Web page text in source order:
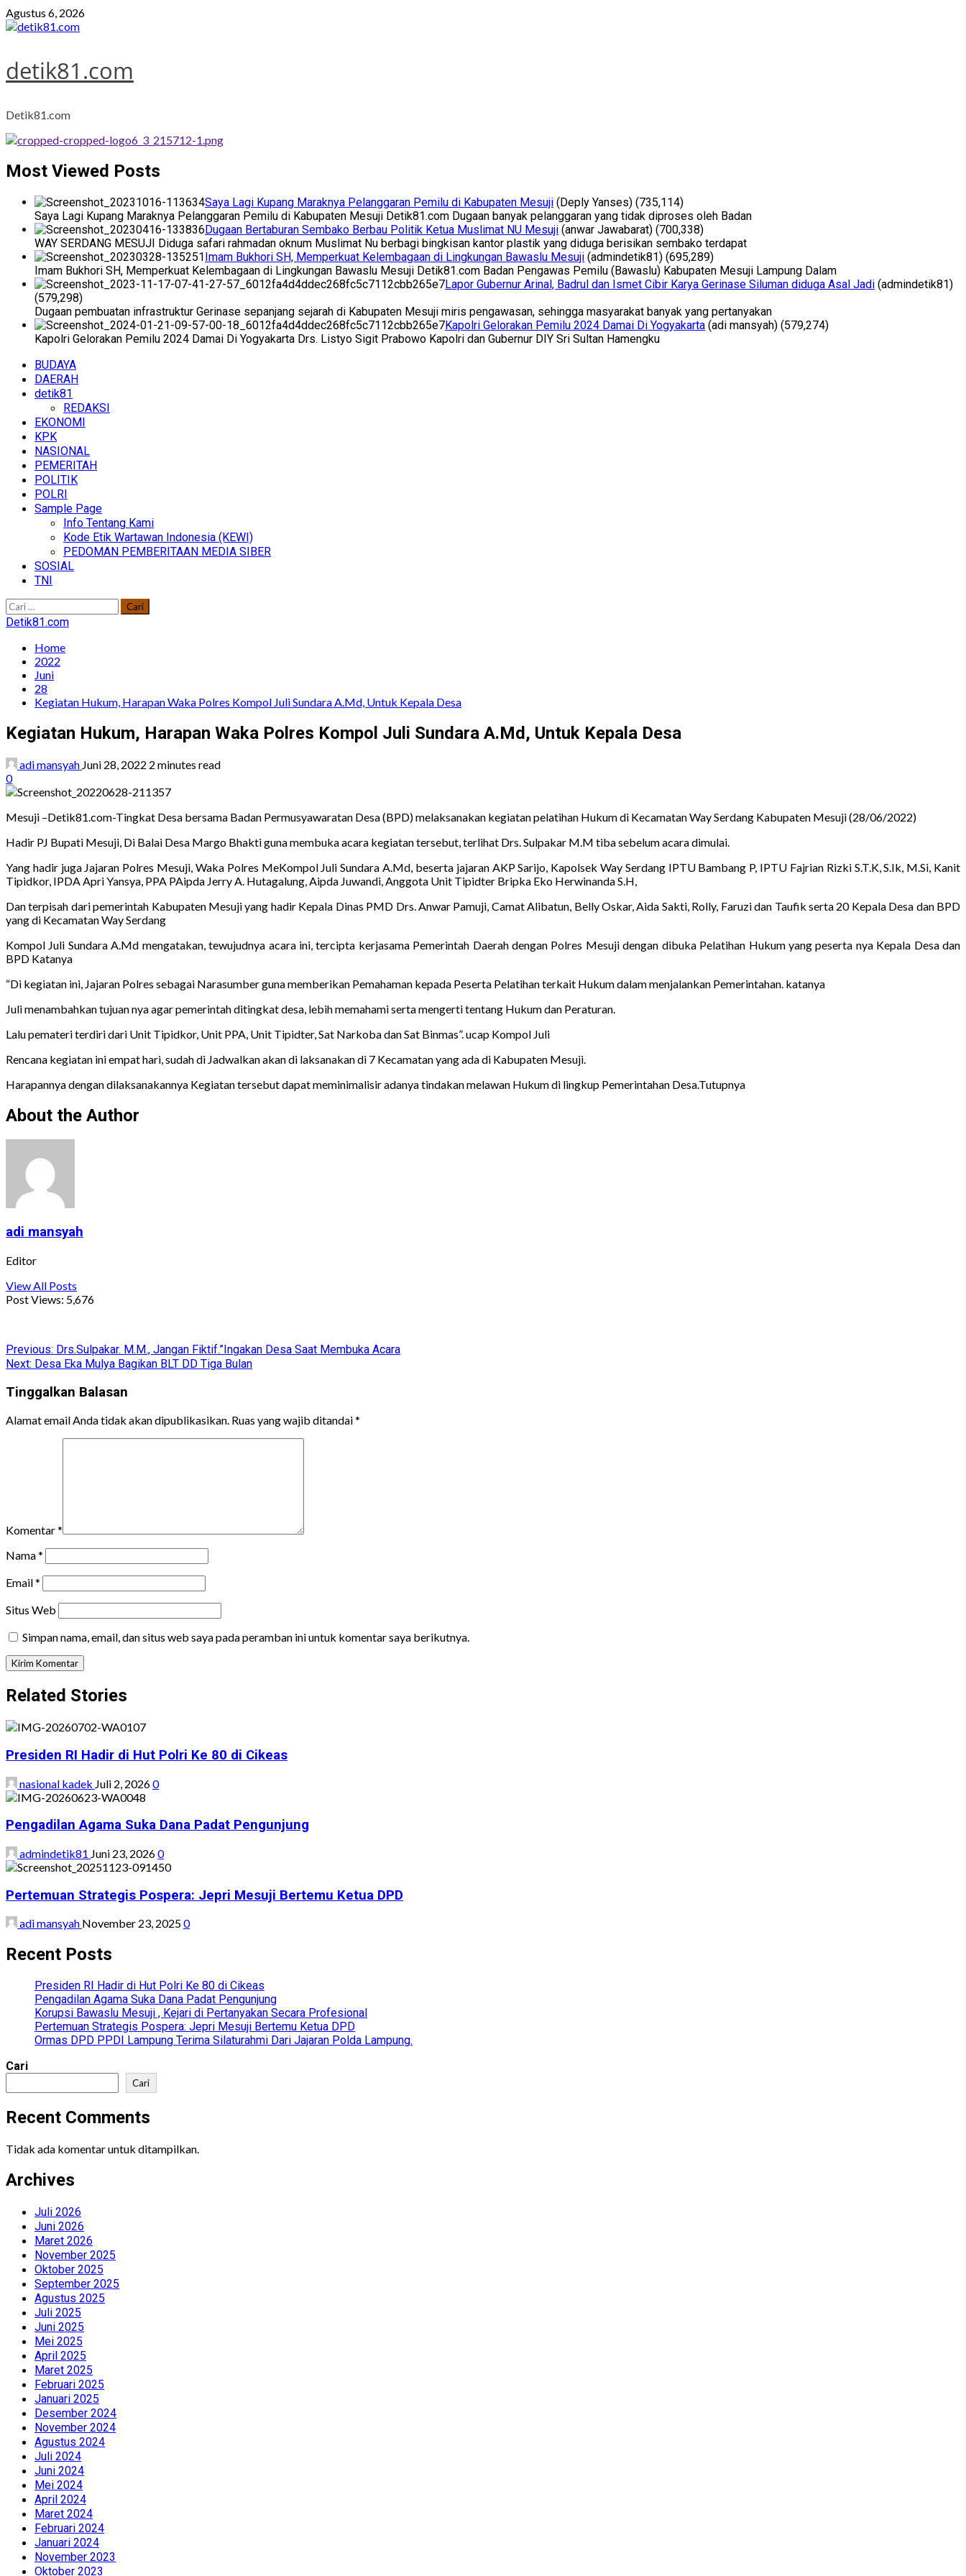
Skip
to
Agustus 6, 2026
detik81.com
Detik81.com
Most Viewed Posts
Saya Lagi Kupang Maraknya Pelanggaran Pemilu di Kabupaten Mesuji (Deply Yanses) (735,114)
Saya Lagi Kupang Maraknya Pelanggaran Pemilu di Kabupaten Mesuji Detik81.com Dugaan banyak pelanggaran yang tidak diproses oleh Badan
Dugaan Bertaburan Sembako Berbau Politik Ketua Muslimat NU Mesuji (anwar Jawabarat) (700,338)
WAY SERDANG MESUJI Diduga safari rahmadan oknum Muslimat Nu berbagi bingkisan kantor plastik yang diduga berisikan sembako terdapat
Imam Bukhori SH, Memperkuat Kelembagaan di Lingkungan Bawaslu Mesuji (admindetik81) (695,289)
Imam Bukhori SH, Memperkuat Kelembagaan di Lingkungan Bawaslu Mesuji Detik81.com Badan Pengawas Pemilu (Bawaslu) Kabupaten Mesuji Lampung Dalam
Lapor Gubernur Arinal, Badrul dan Ismet Cibir Karya Gerinase Siluman diduga Asal Jadi (admindetik81)
(579,298)
Dugaan pembuatan infrastruktur Gerinase sepanjang sejarah di Kabupaten Mesuji miris pengawasan, sehingga masyarakat banyak yang pertanyakan
Kapolri Gelorakan Pemilu 2024 Damai Di Yogyakarta (adi mansyah) (579,274)
Kapolri Gelorakan Pemilu 2024 Damai Di Yogyakarta Drs. Listyo Sigit Prabowo Kapolri dan Gubernur DIY Sri Sultan Hamengku
Primary
Menu
BUDAYA
DAERAH
detik81
REDAKSI
EKONOMI
KPK
NASIONAL
PEMERITAH
POLITIK
POLRI
Sample Page
Info Tentang Kami
Kode Etik Wartawan Indonesia (KEWI)
PEDOMAN PEMBERITAAN MEDIA SIBER
SOSIAL
TNI
Cari
untuk:
Detik81.com
Home
2022
Juni
28
Kegiatan Hukum, Harapan Waka Polres Kompol Juli Sundara A.Md, Untuk Kepala Desa
Kegiatan Hukum, Harapan Waka Polres Kompol Juli Sundara A.Md, Untuk Kepala Desa
adi mansyah Juni 28, 2022 2 minutes read
0
Mesuji –Detik81.com-Tingkat Desa bersama Badan Permusyawaratan Desa (BPD) melaksanakan kegiatan pelatihan Hukum di Kecamatan Way Serdang Kabupaten Mesuji (28/06/2022)
Hadir PJ Bupati Mesuji, Di Balai Desa Margo Bhakti guna membuka acara kegiatan tersebut, terlihat Drs. Sulpakar M.M tiba sebelum acara dimulai.
Yang hadir juga Jajaran Polres Mesuji, Waka Polres MeKompol Juli Sundara A.Md, beserta jajaran AKP Sarijo, Kapolsek Way Serdang IPTU Bambang P, IPTU Fajrian Rizki S.T.K, S.Ik, M.Si, Kanit
Tipidkor, IPDA Apri Yansya, PPA PAipda Jerry A. Hutagalung, Aipda Juwandi, Anggota Unit Tipidter Bripka Eko Herwinanda S.H,
Dan terpisah dari pemerintah Kabupaten Mesuji yang hadir Kepala Dinas PMD Drs. Anwar Pamuji, Camat Alibatun, Belly Oskar, Aida Sakti, Rolly, Faruzi dan Taufik serta 20 Kepala Desa dan BPD
yang di Kecamatan Way Serdang
Kompol Juli Sundara A.Md mengatakan, tewujudnya acara ini, tercipta kerjasama Pemerintah Daerah dengan Polres Mesuji dengan dibuka Pelatihan Hukum yang peserta nya Kepala Desa dan
BPD Katanya
“Di kegiatan ini, Jajaran Polres sebagai Narasumber guna memberikan Pemahaman kepada Peserta Pelatihan terkait Hukum dalam menjalankan Pemerintahan. katanya
Juli menambahkan tujuan nya agar pemerintah ditingkat desa, lebih memahami serta mengerti tentang Hukum dan Peraturan.
Lalu pemateri terdiri dari Unit Tipidkor, Unit PPA, Unit Tipidter, Sat Narkoba dan Sat Binmas”. ucap Kompol Juli
Rencana kegiatan ini empat hari, sudah di Jadwalkan akan di laksanakan di 7 Kecamatan yang ada di Kabupaten Mesuji.
Harapannya dengan dilaksanakannya Kegiatan tersebut dapat meminimalisir adanya tindakan melawan Hukum di lingkup Pemerintahan Desa.Tutupnya
About the Author
adi mansyah
Editor
View All Posts
Post Views: 5,676
Share
Post
navigation
Previous: Drs.Sulpakar. M.M., Jangan Fiktif.”Ingakan Desa Saat Membuka Acara
Next: Desa Eka Mulya Bagikan BLT DD Tiga Bulan
Tinggalkan Balasan
Alamat email Anda tidak akan dipublikasikan. Ruas yang wajib ditandai*
Komentar*
Nama*
Email*
Situs Web
Simpan nama, email, dan situs web saya pada peramban ini untuk komentar saya berikutnya.
Related Stories
Presiden RI Hadir di Hut Polri Ke 80 di Cikeas
nasional kadek Juli 2, 20260
Pengadilan Agama Suka Dana Padat Pengunjung
admindetik81 Juni 23, 20260
Pertemuan Strategis Pospera: Jepri Mesuji Bertemu Ketua DPD
adi mansyah November 23, 20250
Recent Posts
Presiden RI Hadir di Hut Polri Ke 80 di Cikeas
Pengadilan Agama Suka Dana Padat Pengunjung
Korupsi Bawaslu Mesuji , Kejari di Pertanyakan Secara Profesional
Pertemuan Strategis Pospera: Jepri Mesuji Bertemu Ketua DPD
Ormas DPD PPDI Lampung Terima Silaturahmi Dari Jajaran Polda Lampung.
Cari
Cari
Recent Comments
Tidak ada komentar untuk ditampilkan.
Archives
Juli 2026
Juni 2026
Maret 2026
November 2025
Oktober 2025
September 2025
Agustus 2025
Juli 2025
Juni 2025
Mei 2025
April 2025
Maret 2025
Februari 2025
Januari 2025
Desember 2024
November 2024
Agustus 2024
Juli 2024
Juni 2024
Mei 2024
April 2024
Maret 2024
Februari 2024
Januari 2024
November 2023
Oktober 2023